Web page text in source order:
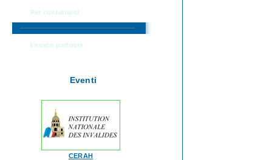
Per contattarci
I nostri partners
Eventi
CERAH